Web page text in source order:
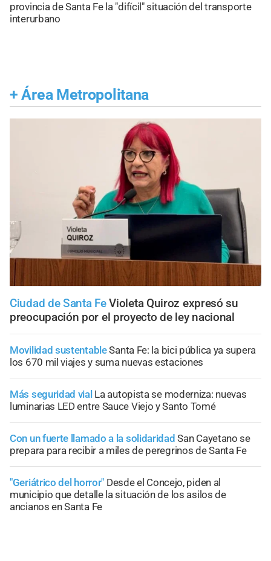
provincia de Santa Fe la "difícil" situación del transporte
interurbano
+ Área Metropolitana
Ciudad de Santa Fe Violeta Quiroz expresó su
preocupación por el proyecto de ley nacional
Movilidad sustentableSanta Fe: la bici pública ya supera
los 670 mil viajes y suma nuevas estaciones
Más seguridad vial La autopista se moderniza: nuevas
luminarias LED entre Sauce Viejo y Santo Tomé
Con un fuerte llamado a la solidaridad San Cayetano se
prepara para recibir a miles de peregrinos de Santa Fe
"Geriátrico del horror" Desde el Concejo, piden al
municipio que detalle la situación de los asilos de
ancianos en Santa Fe